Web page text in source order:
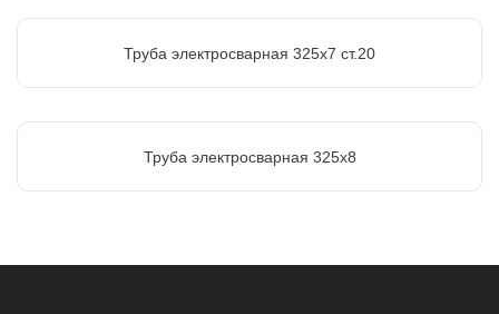
Труба электросварная 325х7 ст.20
Труба электросварная 325х8